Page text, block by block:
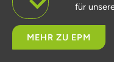
für
MEHR ZU EPM